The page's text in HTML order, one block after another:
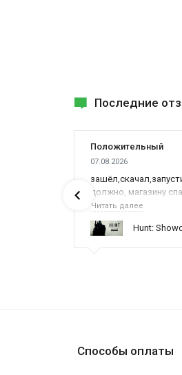
Последние
Положительный
07.08.2026
должно, магазину
наше время,нервы и
всех только вы и
Читать далее
Hunt:
Способы оплаты